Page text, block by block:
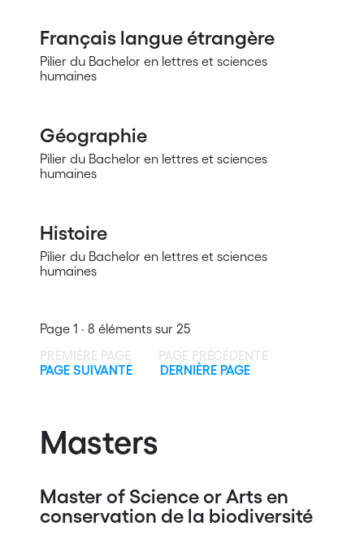
Français langue étrangère
Pilier du Bachelor en lettres et sciences
humaines
Géographie
Pilier du Bachelor en lettres et sciences
humaines
Histoire
Pilier du Bachelor en lettres et sciences
humaines
Page 1 · 8 éléments sur 25
PAGE SUIVANTE
DERNIÈRE PAGE
Masters
Master of Science or Arts en
conservation de la biodiversité